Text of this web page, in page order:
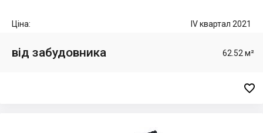
Ціна: IV квартал 2021
від забудовника 62.52 м²
